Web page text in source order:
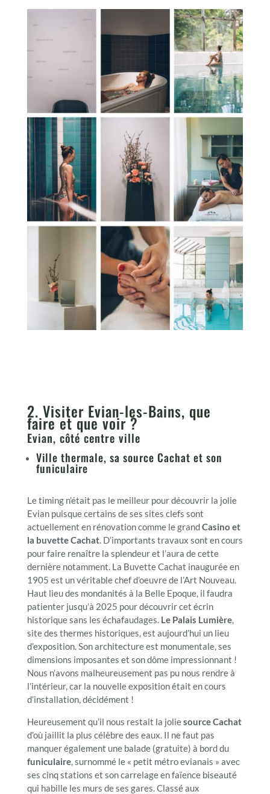
2. Visiter Evian-les-Bains, que
faire et que voir ?
Evian, côté centre ville
Ville thermale, sa source Cachat et son
funiculaire
Le timing n’était pas le meilleur pour découvrir la jolie
Evian puisque certains de ses sites clefs sont
actuellement en rénovation comme le grandCasino et
la buvette Cachat. D’importants travaux sont en cours
pour faire renaître la splendeur et l’aura de cette
dernière notamment. La Buvette Cachat inaugurée en
1905 est un véritable chef d’oeuvre de l’Art Nouveau.
Haut lieu des mondanités à la Belle Epoque, il faudra
patienter jusqu’à 2025 pour découvrir cet écrin
historique sans les échafaudages.Le Palais Lumière,
site des thermes historiques, est aujourd’hui un lieu
d’exposition. Son architecture est monumentale, ses
dimensions imposantes et son dôme impressionnant !
Nous n’avons malheureusement pas pu nous rendre à
l’intérieur, car la nouvelle exposition était en cours
d’installation, décidément !
Heureusement qu’il nous restait la joliesource Cachat
d’où jaillit la plus célèbre des eaux. Il ne faut pas
manquer également une balade (gratuite) à bord du
funiculaire, surnommé le « petit métro evianais » avec
ses cinq stations et son carrelage en faïence biseauté
qui habille les murs de ses gares. Classé aux